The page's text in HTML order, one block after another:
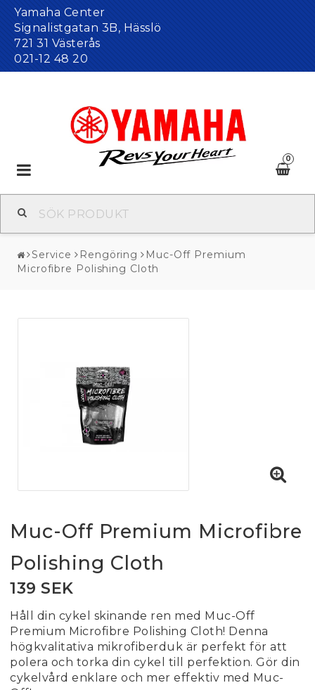
Yamaha Center
Signalistgatan 3B, Hässlö
721 31 Västerås
021-12 48 20
0
Toggle
navigation
Service Rengöring
Muc-Off Premium
Microfibre Polishing Cloth
Muc-Off Premium Microfibre
Polishing Cloth
139 SEK
Håll din cykel skinande ren med Muc-Off
Premium Microfibre Polishing Cloth! Denna
högkvalitativa mikrofiberduk är perfekt för att
polera och torka din cykel till perfektion. Gör din
cykelvård enklare och mer effektiv med Muc-